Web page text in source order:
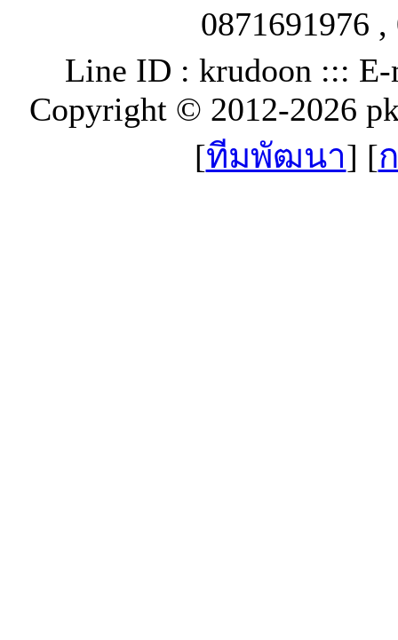
0871691976
Line ID : krudoon :::
Copyright © 2012-2026
[ทีมพัฒนา] [